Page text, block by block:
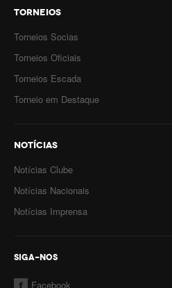
TORNEIOS
Torneios Socias
Torneios Oficiais
Torneios Escada
Torneio em Destaque
NOTÍCIAS
Notícias Clube
Notícias Nacionais
Notícias Imprensa
SIGA-NOS
Facebook